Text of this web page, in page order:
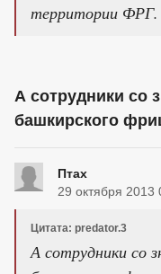
территории ФРГ.
А сотрудники со
башкирского
Птах
29 октября 2013
Цитата: predator.3
А сотрудники со